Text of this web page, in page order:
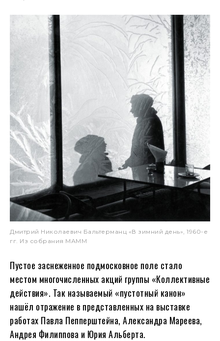
Дмитрий Николаевич Бальтерманц «В зимний день», 1960-е
гг. Из собрания МАММ
Пустое заснеженное подмосковное поле стало
местом многочисленных акций группы «Коллективные
действия». Так называемый «пустотный канон»
нашёл отражение в представленных на выставке
работах Павла Пепперштейна, Александра Мареева,
Андрея Филиппова и Юрия Альберта.